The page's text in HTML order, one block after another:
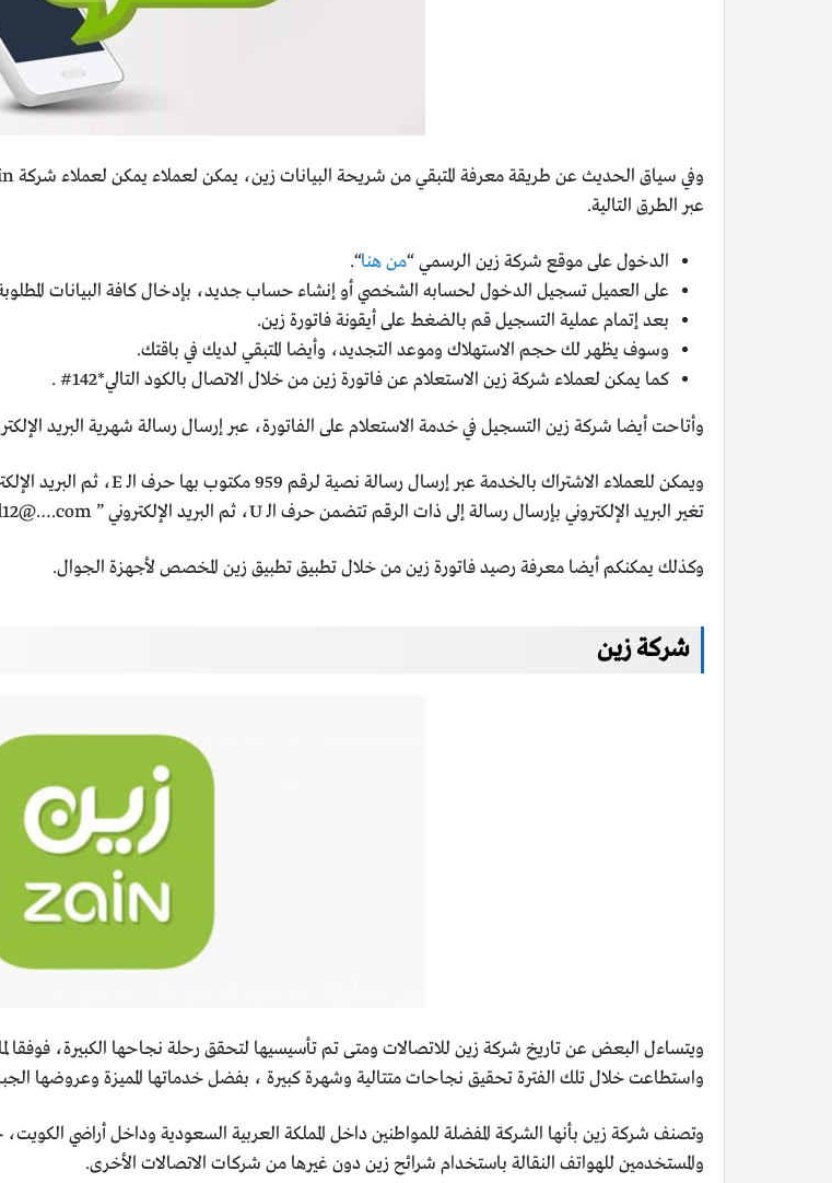
عبر الطرق التالية.
الدخول على موقع شركة زين الرسمي “من هنا“.
على العميل تسجيل الدخول لحسابه الشخصي أو إنشاء حساب جديد، بإدخال كافة البيانات
بعد إتمام عملية التسجيل قم بالضغط على أيقونة فاتورة زين.
وسوف يظهر لك حجم الاستهلاك وموعد التجديد، وأيضا المتبقي لديك في باقتك.
كما يمكن لعملاء شركة زين الاستعلام عن فاتورة زين من خلال الاتصال بالكود التالي*142# .
وأتاحت أيضا شركة زين التسجيل في خدمة الاستعلام على الفاتورة، عبر إرسال رسالة شهرية البريد
تغير البريد الإلكتروني بإرسال رسالة إلى ذات الرقم تتضمن حرف الـ U، ثم البريد الإلكتروني ” U zsd12@….com”.
وكذلك يمكنكم أيضا معرفة رصيد فاتورة زين من خلال تطبيق تطبيق زين المخصص لأجهزة الجوال.
شركة زين
واستطاعت خلال تلك الفترة تحقيق نجاحات متتالية وشهرة كبيرة ، بفضل خدماتها المميزة وعروضها
والمستخدمين للهواتف النقالة باستخدام شرائح زين دون غيرها من شركات الاتصالات الأخرى.